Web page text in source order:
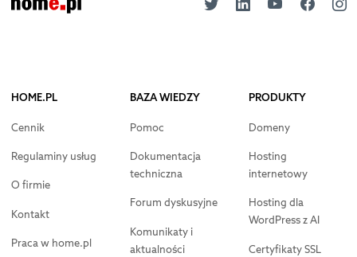
HOME.PL
Cennik
Regulaminy usług
O firmie
Kontakt
Praca w home.pl
BAZA WIEDZY
Pomoc
Dokumentacja
techniczna
Forum dyskusyjne
Komunikaty i
aktualności
PRODUKTY
Domeny
Hosting
internetowy
Hosting dla
WordPress z AI
Certyfikaty SSL